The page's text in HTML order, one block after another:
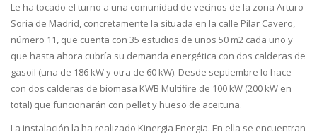
Le ha tocado el turno a una comunidad de vecinos de la zona Arturo
Soria de Madrid, concretamente la situada en la calle Pilar Cavero,
número 11, que cuenta con 35 estudios de unos 50 m2 cada uno y
que hasta ahora cubría su demanda energética con dos calderas de
gasoil (una de 186 kW y otra de 60 kW). Desde septiembre lo hace
con dos calderas de biomasa KWB Multifire de 100 kW (200 kW en
total) que funcionarán con pellet y hueso de aceituna.
La instalación la ha realizado Kinergia Energia. En ella se encuentran